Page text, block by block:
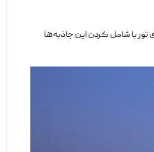
با شامل کردن این جاذبه‌ها